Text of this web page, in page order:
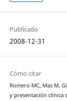
Publicado
2008-12-31
Cómo citar
Romero MC, Mas M,
y presentación clínica